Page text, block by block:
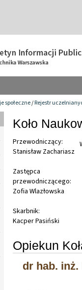
społeczne/Rejestr
Koło
Przewodniczący:
Stanisław Zachariasz
Zastępca
przewodniczącego:
Zofia Wlazłowska
Skarbnik:
Kacper Pasiński
Opiekun
dr hab.